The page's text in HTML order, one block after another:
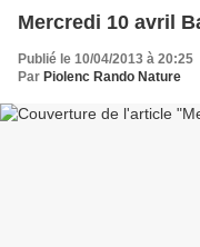
Mercredi 10 avril
Publié le 10/04/2013 à 20:25
Par Piolenc Rando Nature